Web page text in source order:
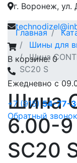
г. Воронеж,
В корзине: 0
Ежедневно с
+7 (915) 54-77-
Обратный звонок
Главная
Шины для
Шина
SC20 S
Шина
6.00-9
SC20